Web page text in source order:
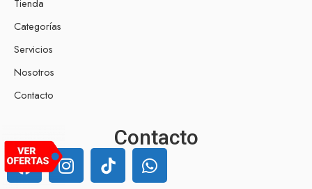
Tienda
Categorías
Servicios
Nosotros
Contacto
Contacto